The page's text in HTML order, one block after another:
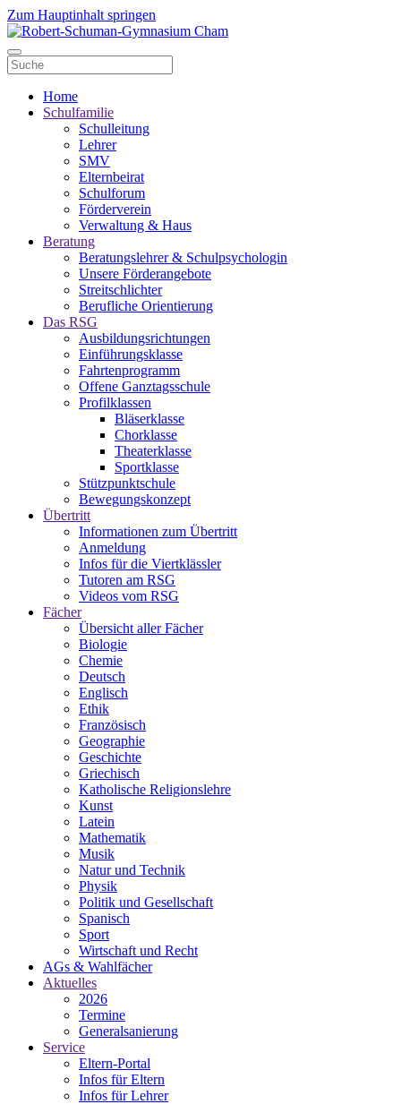
Zum Hauptinhalt springen
Home
Schulfamilie
Schulleitung
Lehrer
SMV
Elternbeirat
Schulforum
Förderverein
Verwaltung & Haus
Beratung
Beratungslehrer & Schulpsychologin
Unsere Förderangebote
Streitschlichter
Berufliche Orientierung
Das RSG
Ausbildungsrichtungen
Einführungsklasse
Fahrtenprogramm
Offene Ganztagsschule
Profilklassen
Bläserklasse
Chorklasse
Theaterklasse
Sportklasse
Stützpunktschule
Bewegungskonzept
Übertritt
Informationen zum Übertritt
Anmeldung
Infos für die Viertklässler
Tutoren am RSG
Videos vom RSG
Fächer
Übersicht aller Fächer
Biologie
Chemie
Deutsch
Englisch
Ethik
Französisch
Geographie
Geschichte
Griechisch
Katholische Religionslehre
Kunst
Latein
Mathematik
Musik
Natur und Technik
Physik
Politik und Gesellschaft
Spanisch
Sport
Wirtschaft und Recht
AGs & Wahlfächer
Aktuelles
2026
Termine
Generalsanierung
Service
Eltern-Portal
Infos für Eltern
Infos für Lehrer